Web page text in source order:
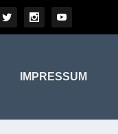
IMPRESSUM